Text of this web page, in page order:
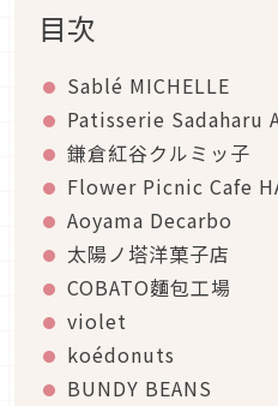
目次
Sablé MICHELLE
Patisserie Sadaharu
鎌倉紅谷クルミッ子
Flower Picnic Cafe
Aoyama Decarbo
太陽ノ塔洋菓子店
COBATO麵包工場
violet
koédonuts
BUNDY BEANS